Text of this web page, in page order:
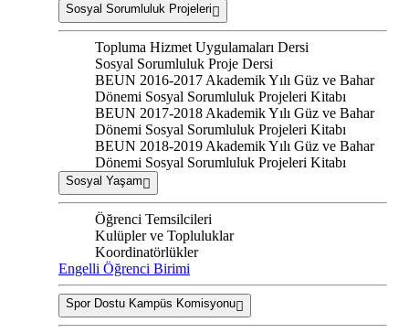
Sosyal Sorumluluk Projeleri
Topluma Hizmet Uygulamaları Dersi
Sosyal Sorumluluk Proje Dersi
BEUN 2016-2017 Akademik Yılı Güz ve Bahar
Dönemi Sosyal Sorumluluk Projeleri Kitabı
BEUN 2017-2018 Akademik Yılı Güz ve Bahar
Dönemi Sosyal Sorumluluk Projeleri Kitabı
BEUN 2018-2019 Akademik Yılı Güz ve Bahar
Dönemi Sosyal Sorumluluk Projeleri Kitabı
Sosyal Yaşam
Öğrenci Temsilcileri
Kulüpler ve Topluluklar
Koordinatörlükler
Engelli Öğrenci Birimi
Spor Dostu Kampüs Komisyonu